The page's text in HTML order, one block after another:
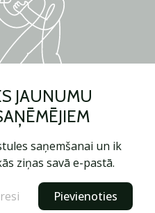
JAUNUMU
saņemšanai un ik
ziņas savā e-pastā.
Pievienoties